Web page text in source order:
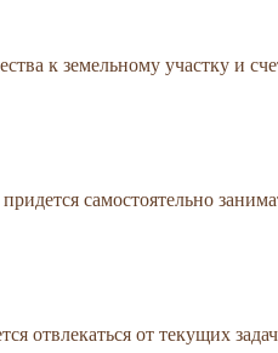
к земельному участку и
самостоятельно
отвлекаться от текущих задач